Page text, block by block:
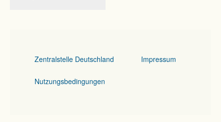
Zentralstelle Deutschland Impressum
Nutzungsbedingungen